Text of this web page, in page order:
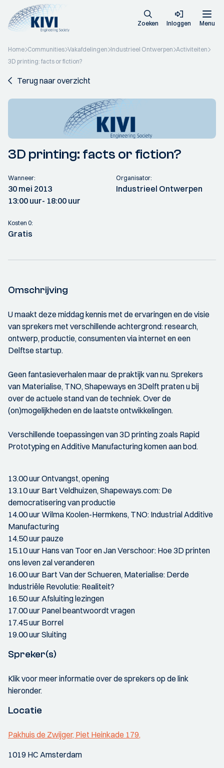
Zoeken Inloggen Menu
Home Communities Vakafdelingen Industrieel Ontwerpen Activiteiten
3D printing: facts or fiction?
Terug naar overzicht
3D printing: facts or fiction?
Wanneer:
30 mei 2013
13:00 uur- 18:00 uur
Organisator:
Industrieel Ontwerpen
Kosten 0:
Gratis
Omschrijving
U maakt deze middag kennis met de ervaringen en de visie
van sprekers met verschillende achtergrond: research,
ontwerp, productie, consumenten via internet en een
Delftse startup.
Geen fantasieverhalen maar de praktijk van nu. Sprekers
van Materialise, TNO, Shapeways en 3Delft praten u bij
over de actuele stand van de techniek. Over de
(on)mogelijkheden en de laatste ontwikkelingen.
Verschillende toepassingen van 3D printing zoals Rapid
Prototyping en Additive Manufacturing komen aan bod.
13.00 uur Ontvangst, opening
13.10 uur Bart Veldhuizen, Shapeways.com: De
democratisering van productie
14.00 uur Wilma Koolen-Hermkens, TNO: Industrial Additive
Manufacturing
14.50 uur pauze
15.10 uur Hans van Toor en Jan Verschoor: Hoe 3D printen
ons leven zal veranderen
16.00 uur Bart Van der Schueren, Materialise: Derde
Industriële Revolutie: Realiteit?
16.50 uur Afsluiting lezingen
17.00 uur Panel beantwoordt vragen
17.45 uur Borrel
19.00 uur Sluiting
Spreker(s)
Klik voor meer informatie over de sprekers op de link
hieronder.
Locatie
Pakhuis de Zwijger, Piet Heinkade 179,
1019 HC Amsterdam